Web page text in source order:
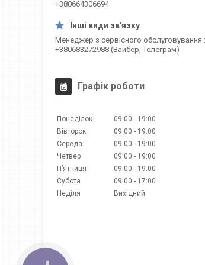
+380664306694
Менеджер з сервісного обслуговування
+380683272988 (Вайбер, Телеграм)
Графік роботи
Понеділок 09:00
19:00
Вівторок
09:00
19:00
Середа
09:00
19:00
Четвер
09:00
19:00
Пʼятниця
09:00
19:00
Субота
09:00
17:00
Неділя
Вихідний